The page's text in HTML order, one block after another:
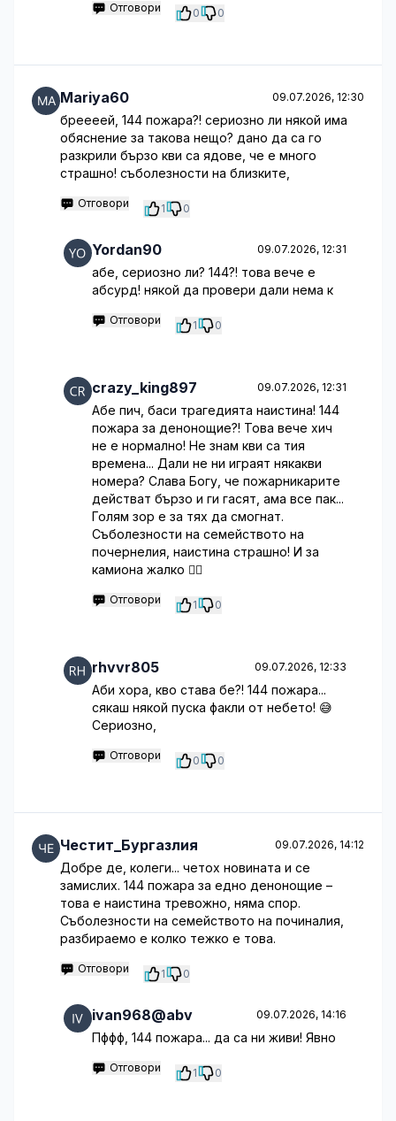
Отговори 0 0
Mariya60 09.07.2026, 12:30
бреееей, 144 пожара?! сериозно ли някой има
обяснение за такова нещо? дано да са го
разкрили бързо кви са ядове, че е много
страшно! съболезности на близките,
Отговори 1 0
Yordan90 09.07.2026, 12:31
абе, сериозно ли? 144?! това вече е
абсурд! някой да провери дали нема к
Отговори 1 0
crazy_king897 09.07.2026, 12:31
Абе пич, баси трагедията наистина! 144
пожара за денонощие?! Това вече хич
не е нормално! Не знам кви са тия
времена... Дали не ни играят някакви
номера? Слава Богу, че пожарникарите
действат бързо и ги гасят, ама все пак...
Голям зор е за тях да смогнат.
Съболезности на семейството на
почернелия, наистина страшно! И за
камиона жалко 🤦‍♂️
Отговори 1 0
rhvvr805 09.07.2026, 12:33
Аби хора, кво става бе?! 144 пожара...
сякаш някой пуска факли от небето! 😅
Сериозно,
Отговори 0 0
Честит_Бургазлия 09.07.2026, 14:12
Добре де, колеги... четох новината и се
замислих. 144 пожара за едно денонощие –
това е наистина тревожно, няма спор.
Съболезности на семейството на починалия,
разбираемо е колко тежко е това.
Отговори 1 0
ivan968@abv 09.07.2026, 14:16
Пффф, 144 пожара... да са ни живи! Явно
Отговори 1 0